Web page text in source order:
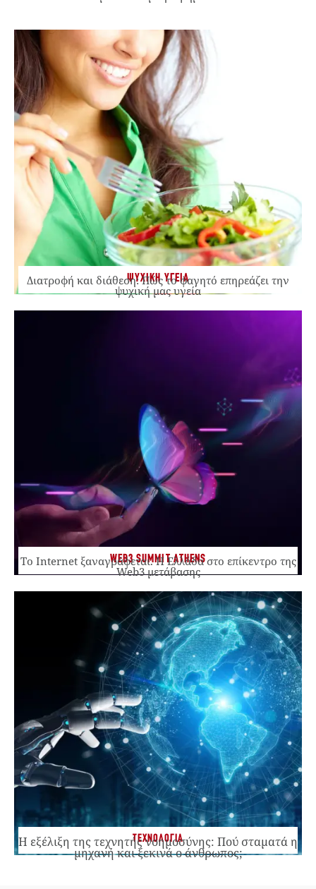
ΨΥΧΙΚΗ ΥΓΕΙΑ
Διατροφή και διάθεση: Πώς το φαγητό επηρεάζει την
ψυχική μας υγεία
WEB3 SUMMIT ATHENS
Το Internet ξαναγράφεται. Η Ελλάδα στο επίκεντρο της
Web3 μετάβασης
ΤΕΧΝΟΛΟΓΙΑ
Η εξέλιξη της τεχνητής νοημοσύνης: Πού σταματά η
μηχανή και ξεκινά ο άνθρωπος;